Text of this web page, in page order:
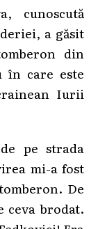
cunoscută
a găsit
din
în care este
Iurii
pe strada
mi-a fost
De
ceva brodat.